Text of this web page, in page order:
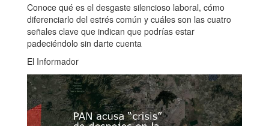
Conoce qué es el desgaste silencioso laboral, cómo
diferenciarlo del estrés común y cuáles son las cuatro
señales clave que indican que podrías estar
padeciéndolo sin darte cuenta
El Informador